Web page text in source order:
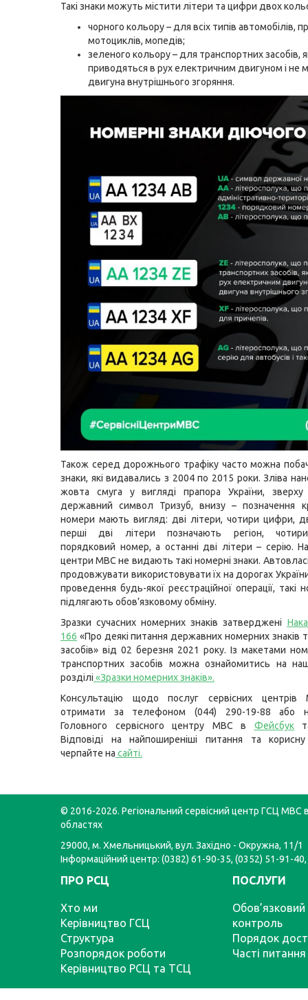
Такі знаки можуть містити літери та цифри двох
чорного кольору – для всіх типів автомобілів,
мотоциклів, мопедів;
зеленого кольору – для транспортних засобів,
приводяться в рух електричним двигуном і не
двигуна внутрішнього згоряння.
Також серед дорожнього трафіку часто можна
знаки, які видавались з 2004 по 2015 роки. Зліва
жовта смуга у вигляді прапора України, зверху
державний символ Тризуб, внизу – позначення
номери мають вигляд: дві літери, чотири цифри,
перші дві літери позначають регіон,
порядковий номер, а останні дві літери – серію.
центри МВС не видають такі номерні знаки.
продовжувати використовувати їх на дорогах
проведення будь-якої реєстраційної операції, такі
підлягають обов’язковому обміну.
Зразки сучасних номерних знаків затверджені
166 «Про деякі питання державних номерних знаків
засобів» від 02 березня 2021 року. Із макетами
транспортних засобів можна ознайомитись на
розділі «Зразки номерних знаків».
Консультацію щодо послуг сервісних
отримати за телефоном (044) 290-19-88 або
Головного сервісного центру МВС в Фейсбук
Відповіді на найпоширеніші питання та
черпайте на сайті.
© 2016-2026. Регіональний сервісний центр ГСЦ МВС
областях
29000, м. Хмельницький, вул. Західно - Окружна, 11/1
Інформаційний центр: (0382) 61-90-35, (0352) 51-91-
ПРО РСЦ
Хто ми
Керівництво ГСЦ
Структура
Розпорядок роботи
Керівництво РСЦ та ТСЦ
ПОСЛУГИ
Обов’язковий
контроль
Порядок
Часті питання